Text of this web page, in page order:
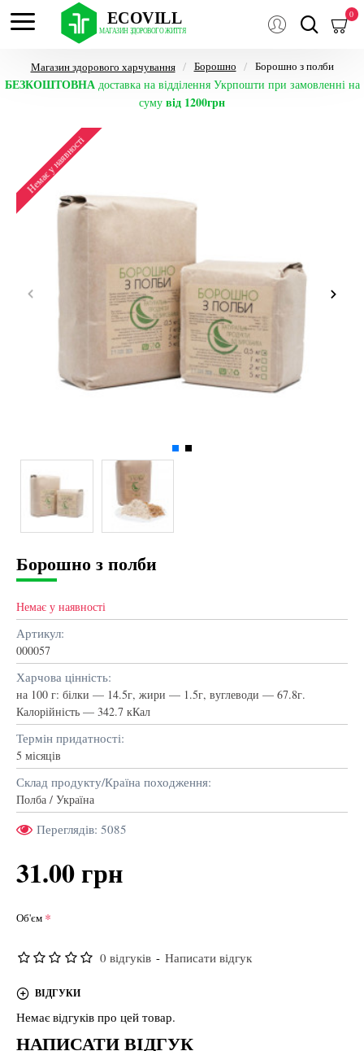
0
Магазин здорового харчування Борошно Борошно з полби
БЕЗКОШТОВНАдоставка на відділення Укрпошти при замовленні на
суму від 1200грн
Немає у наявності
Борошно з полби
Немає у наявності
Артикул:
000057
Харчова цінність:
на 100 г: білки — 14.5г, жири — 1.5г, вуглеводи — 67.8г.
Калорійність — 342.7 кКал
Термін придатності:
5 місяців
Склад продукту/Країна походження:
Полба / Україна
Переглядів: 5085
0 відгуків - Написати відгук
31.00 грн
Об'єм
ВІДГУКИ
Немає відгуків про цей товар.
НАПИСАТИ ВІДГУК